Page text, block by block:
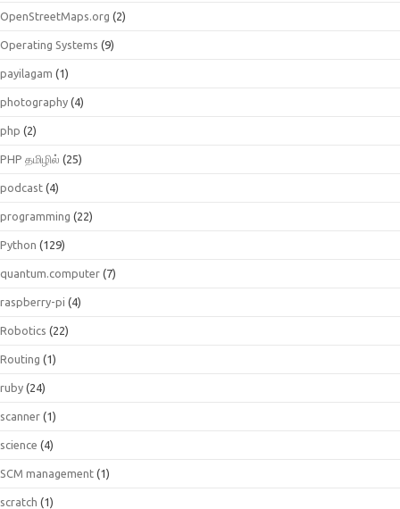
OpenStreetMaps.org (2)
Operating Systems (9)
payilagam (1)
photography (4)
php (2)
PHP தமிழில் (25)
podcast (4)
programming (22)
Python (129)
quantum.computer (7)
raspberry-pi (4)
Robotics (22)
Routing (1)
ruby (24)
scanner (1)
science (4)
SCM management (1)
scratch (1)